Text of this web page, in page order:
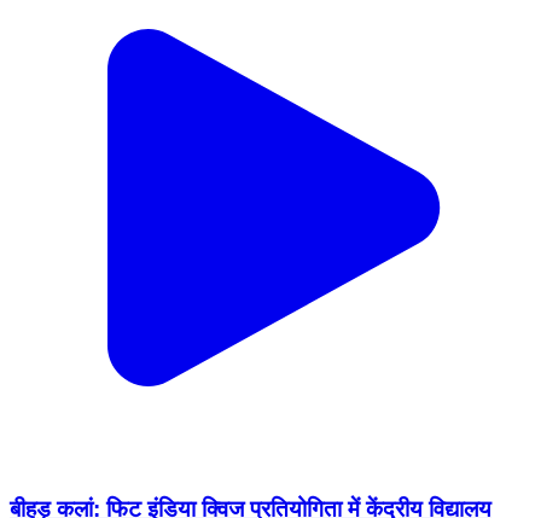
बीहड़ू कलां: फिट इंडिया क्विज प्रतियोगिता में केंद्रीय विद्यालय